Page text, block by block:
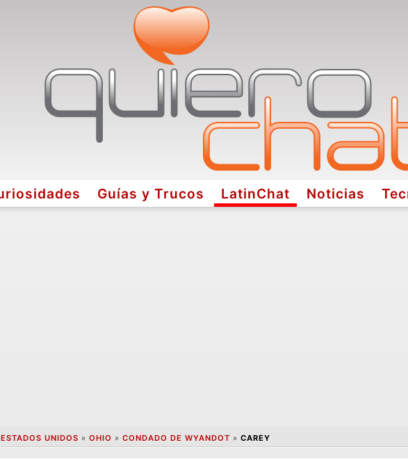
Guías y Trucos LatinChat Noticias
ESTADOS UNIDOS » OHIO » CONDADO DE WYANDOT » CAREY